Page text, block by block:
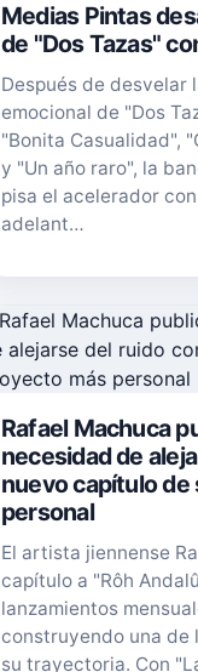
Medias Pintas
de "Dos Tazas"
Después de desvelar
emocional de "Dos
"Bonita Casualidad",
y "Un año raro", la
pisa el acelerador
adelant…
Rafael Machuca
necesidad de
nuevo capítulo
personal
El artista jiennense
capítulo a "Rôh
lanzamientos
construyendo una de
su trayectoria. Con